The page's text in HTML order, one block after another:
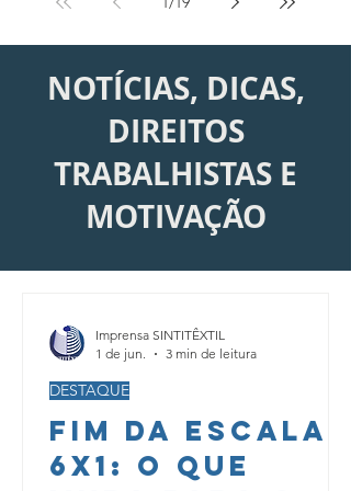
aprovação na
Câmara?
NOTÍCIAS, DICAS,
DIREITOS
TRABALHISTAS E
MOTIVAÇÃO
Fim da escala
6x1: O que
DESTAQUE
Imprensa SINTITÊXTIL
1 de jun.
3 min de leitura